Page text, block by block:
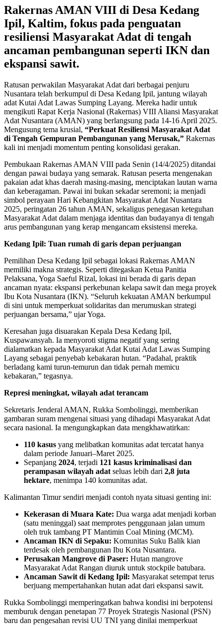
Rakernas AMAN VIII di Desa Kedang
Ipil, Kaltim, fokus pada penguatan
resiliensi Masyarakat Adat di tengah
ancaman pembangunan seperti IKN dan
ekspansi sawit.
Ratusan perwakilan Masyarakat Adat dari berbagai penjuru
Nusantara telah berkumpul di Desa Kedang Ipil, jantung wilayah
adat Kutai Adat Lawas Sumping Layang. Mereka hadir untuk
mengikuti Rapat Kerja Nasional (Rakernas) VIII Aliansi Masyarakat
Adat Nusantara (AMAN) yang berlangsung pada 14-16 April 2025.
Mengusung tema krusial, “Perkuat Resiliensi Masyarakat Adat
di Tengah Gempuran Pembangunan yang Merusak,” Rakernas
kali ini menjadi momentum penting konsolidasi gerakan.
Pembukaan Rakernas AMAN VIII pada Senin (14/4/2025) ditandai
dengan pawai budaya yang semarak. Ratusan peserta mengenakan
pakaian adat khas daerah masing-masing, menciptakan lautan warna
dan keberagaman. Pawai ini bukan sekadar seremoni; ia menjadi
simbol perayaan Hari Kebangkitan Masyarakat Adat Nusantara
2025, peringatan 26 tahun AMAN, sekaligus penegasan keteguhan
Masyarakat Adat dalam menjaga identitas dan budayanya di tengah
arus pembangunan yang kerap mengancam eksistensi mereka.
Kedang Ipil: Tuan rumah di garis depan perjuangan
Pemilihan Desa Kedang Ipil sebagai lokasi Rakernas AMAN
memiliki makna strategis. Seperti ditegaskan Ketua Panitia
Pelaksana, Yoga Saeful Rizal, lokasi ini berada di garis depan
ancaman nyata: ekspansi perkebunan kelapa sawit dan mega proyek
Ibu Kota Nusantara (IKN). “Seluruh kekuatan AMAN berkumpul
di sini untuk memperkuat solidaritas dan merumuskan strategi
perjuangan bersama,” ujar Yoga.
Keresahan juga disuarakan Kepala Desa Kedang Ipil,
Kuspawansyah. Ia menyoroti stigma negatif yang sering
dialamatkan kepada Masyarakat Adat Kutai Adat Lawas Sumping
Layang sebagai penyebab kebakaran hutan. “Padahal, praktik
berladang kami turun-temurun dan tidak pernah memicu
kebakaran,” tegasnya.
Represi meningkat, wilayah adat terancam
Sekretaris Jenderal AMAN, Rukka Sombolinggi, memberikan
gambaran suram mengenai situasi yang dihadapi Masyarakat Adat
secara nasional. Ia mengungkapkan data mengkhawatirkan:
110 kasus yang melibatkan komunitas adat tercatat hanya
dalam periode Januari–Maret 2025.
Sepanjang 2024, terjadi 121 kasus kriminalisasi dan
perampasan wilayah adat seluas lebih dari 2,8 juta
hektare, menimpa 140 komunitas adat.
Kalimantan Timur sendiri menjadi contoh nyata situasi genting ini:
Kekerasan di Muara Kate: Dua warga adat menjadi korban
(satu meninggal) saat memprotes penggunaan jalan umum
oleh truk tambang PT Mantimin Coal Mining (MCM).
Ancaman IKN di Sepaku: Komunitas Suku Balik kian
terdesak oleh pembangunan Ibu Kota Nusantara.
Perusakan Mangrove di Paser: Hutan mangrove
Masyarakat Adat Rangan diuruk untuk stockpile batubara.
Ancaman Sawit di Kedang Ipil: Masyarakat setempat terus
berjuang mempertahankan hutan adat dari ekspansi sawit.
Rukka Sombolinggi memperingatkan bahwa kondisi ini berpotensi
memburuk dengan penetapan 77 Proyek Strategis Nasional (PSN)
baru dan pengesahan revisi UU TNI yang dinilai memperkuat